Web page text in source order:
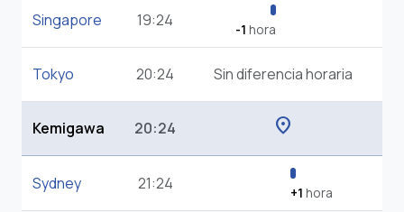
Singapore 19:24 -1 hora
Tokyo 20:24 Sin diferencia horaria
Kemigawa 20:24 location_on
Sydney 21:24 +1 hora